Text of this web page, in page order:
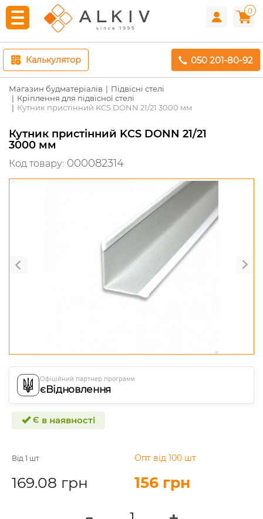
0
Калькулятор 050 201-80-92
Магазин будматеріалів
Підвісні стелі
Кріплення для підвісної стелі
Кутник пристінний KCS DONN 21/21 3000 мм
Кутник пристінний KCS DONN 21/21
3000 мм
Код товару: 000082314
Офіційний партнер програми
єВідновлення
Є в наявності
Від 1 шт
169.08 грн
Опт від 100 шт
156 грн